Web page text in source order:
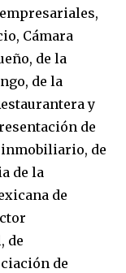
Cámara
de la
de la
y
de
inmobiliario, de
de la
de
de
de